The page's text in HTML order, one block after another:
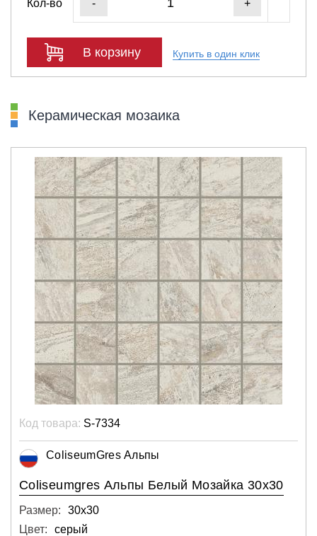
Кол-во - +
В корзину Купить в один клик
Керамическая мозаика
Код товара: S-7334
ColiseumGres Альпы
Coliseumgres Альпы Белый Мозайка 30x30
Размер:
30х30
Цвет:
серый